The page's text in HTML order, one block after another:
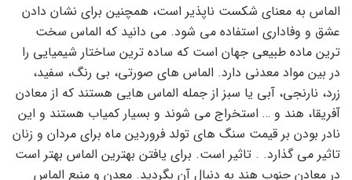
الماس به معنای شکست ناپذیر است، همچنین برای نشان دادن
عشق و وفاداری استفاده می شود. می دانید که الماس سخت
ترین ماده طبیعی جهان است که ساده ترین ساختار شیمیایی را
در بین مواد معدنی دارد. الماس های صورتی، بی رنگ، سفید،
زرد، نارنجی، آبی یا سبز از جمله الماس هایی هستند که از معادن
آفریقا، هند و … استخراج می شوند و بسیار کمیاب هستند و این
نادر بودن بر قیمت سنگ های تولد فروردین ماه برای مردان و زنان
تاثیر می گذارد. . تاثیر است. برای یافتن بهترین الماس بهتر است
در معادن جنوب هند به دنبال آن بگردید. معدن و منبع الماس